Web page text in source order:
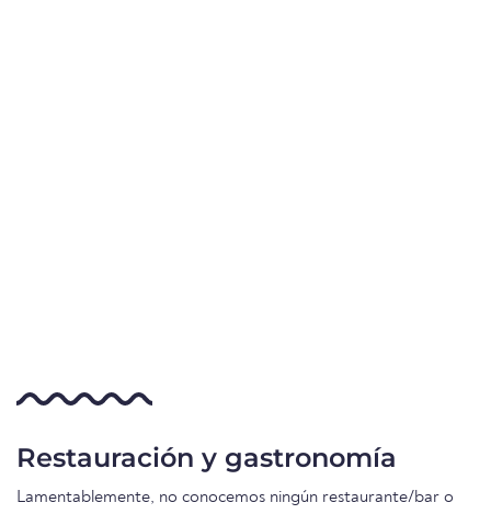
Restauración y gastronomía
Lamentablemente, no conocemos ningún restaurante/bar o